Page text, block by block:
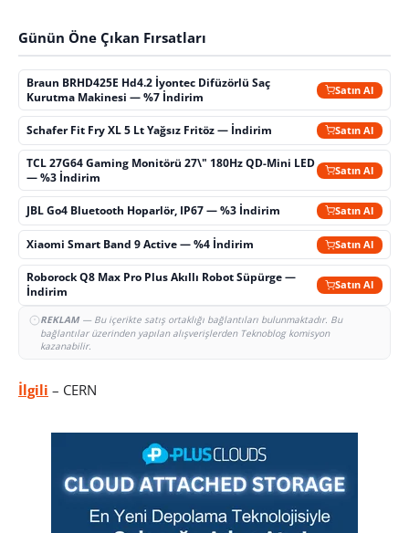
Günün Öne Çıkan Fırsatları
Braun BRHD425E Hd4.2 İyontec Difüzörlü Saç
Kurutma Makinesi — %7 İndirim
Satın Al
Schafer Fit Fry XL 5 Lt Yağsız Fritöz — İndirim Satın Al
TCL 27G64 Gaming Monitörü 27\" 180Hz QD-Mini LED
— %3 İndirim
Satın Al
JBL Go4 Bluetooth Hoparlör, IP67 — %3 İndirim Satın Al
Xiaomi Smart Band 9 Active — %4 İndirim Satın Al
Roborock Q8 Max Pro Plus Akıllı Robot Süpürge —
İndirim
Satın Al
REKLAM— Bu içerikte satış ortaklığı bağlantıları bulunmaktadır. Bu
bağlantılar üzerinden yapılan alışverişlerden Teknoblog komisyon
kazanabilir.
İlgili – CERN